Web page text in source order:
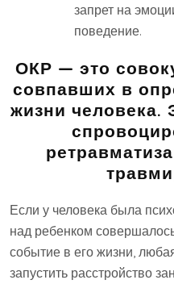
запрет на
поведение.
ОКР — это
совпавших в
жизни человека.
Если у человека была
над ребенком
событие в его жизни,
запустить расстройство